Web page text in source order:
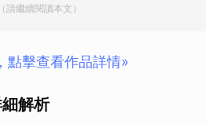
請繼續閱讀本文）
點擊查看作品詳情»
解析